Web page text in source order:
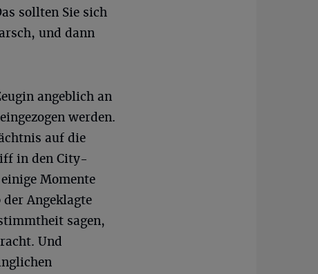
sollten Sie sich
und dann
angeblich an
werden.
auf die
in den City-
Momente
Angeklagte
sagen,
Und